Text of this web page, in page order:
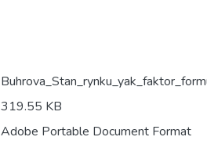
319.55 KB
Adobe Portable Document Format